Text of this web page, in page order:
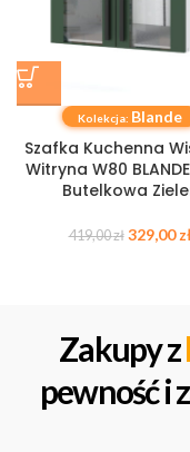
Kolekcja: Blande
Szafka Kuchenna
Witryna W80
Butelkowa
419,00zł 329,00
Zakupy z
pewność i